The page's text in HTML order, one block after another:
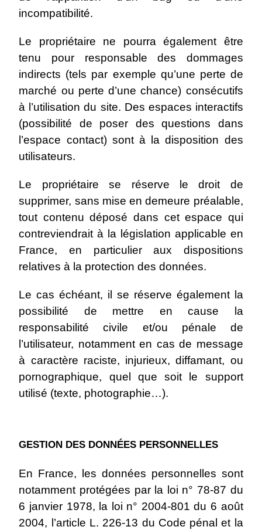
incompatibilité.
Le propriétaire ne pourra également être
tenu pour responsable des dommages
indirects (tels par exemple qu’une perte de
marché ou perte d’une chance) consécutifs
à l’utilisation du site. Des espaces interactifs
(possibilité de poser des questions dans
l’espace contact) sont à la disposition des
utilisateurs.
Le propriétaire se réserve le droit de
supprimer, sans mise en demeure préalable,
tout contenu déposé dans cet espace qui
contreviendrait à la législation applicable en
France, en particulier aux dispositions
relatives à la protection des données.
Le cas échéant, il se réserve également la
possibilité de mettre en cause la
responsabilité civile et/ou pénale de
l’utilisateur, notamment en cas de message
à caractère raciste, injurieux, diffamant, ou
pornographique, quel que soit le support
utilisé (texte, photographie…).
GESTION DES DONNÉES PERSONNELLES
En France, les données personnelles sont
notamment protégées par la loi n° 78-87 du
6 janvier 1978, la loi n° 2004-801 du 6 août
2004, l’article L. 226-13 du Code pénal et la